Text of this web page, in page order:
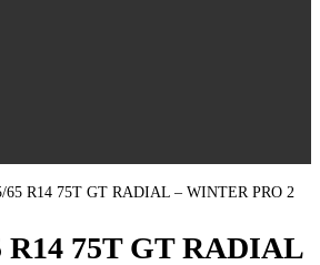
R14 75T GT RADIAL – WINTER PRO 2
R14 75T GT RADIAL